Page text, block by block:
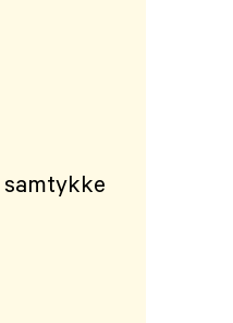
samtykke